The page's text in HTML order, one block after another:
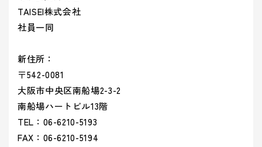
製品・サービスを見る
組み
への取り
組み
- クリスマス
- ビューティ
- フード
- エンターテインメント
- トラベル
> Social (社会) への取り組み
> Governance (ガバナンス) への取り組み
お知らせ
よくある質問
パートナー募集
TAISEI株式会社
社員一同
新住所：
〒542-0081
大阪市中央区南船場2-3-2
南船場ハートビル13階
TEL：06-6210-5193
FAX：06-6210-5194